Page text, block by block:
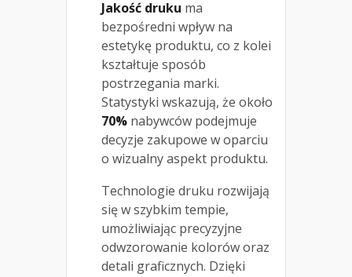
Jakość druku ma
bezpośredni wpływ na
estetykę produktu, co z kolei
kształtuje sposób
postrzegania marki.
Statystyki wskazują, że około
70% nabywców podejmuje
decyzje zakupowe w oparciu
o wizualny aspekt produktu.
Technologie druku rozwijają
się w szybkim tempie,
umożliwiając precyzyjne
odwzorowanie kolorów oraz
detali graficznych. Dzięki